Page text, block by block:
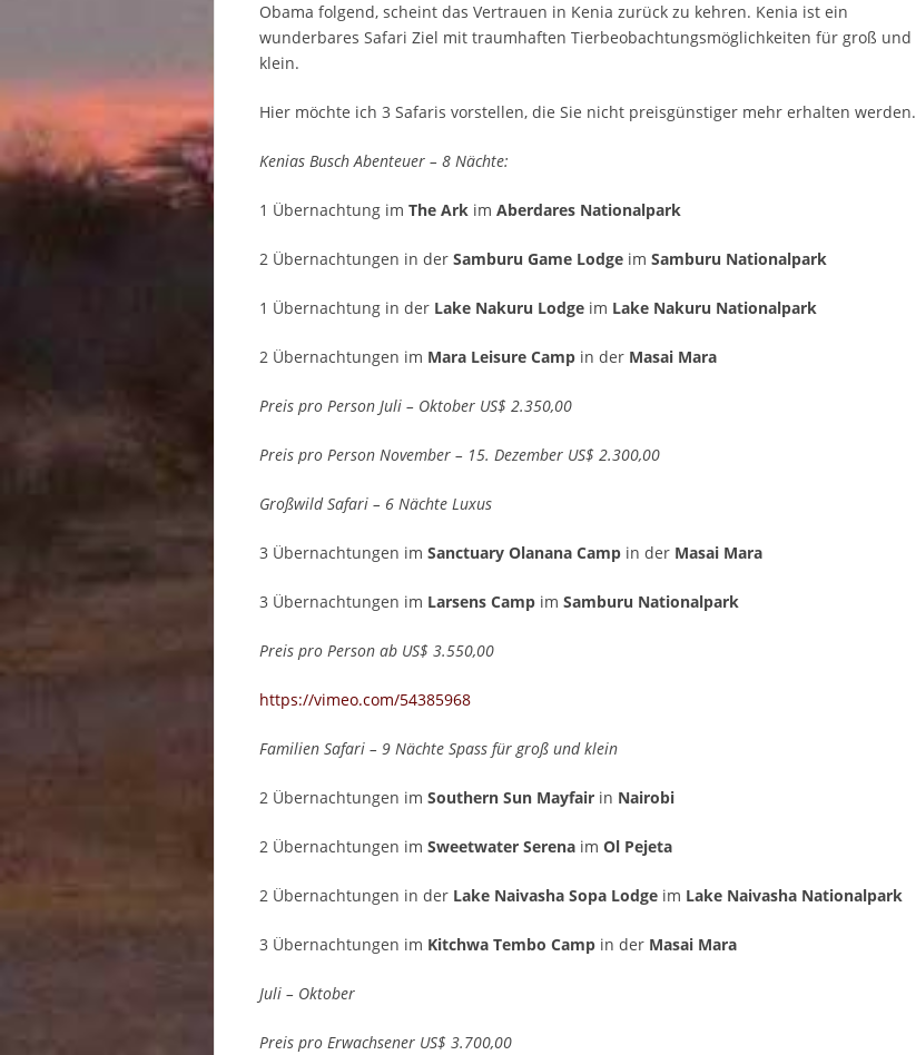
Obama folgend, scheint das Vertrauen in Kenia zurück zu kehren. Kenia ist ein
wunderbares Safari Ziel mit traumhaften Tierbeobachtungsmöglichkeiten für groß und
klein.
Hier möchte ich 3 Safaris vorstellen, die Sie nicht preisgünstiger mehr erhalten werden.
Kenias Busch Abenteuer – 8 Nächte:
1 Übernachtung im The Ark im Aberdares Nationalpark
2 Übernachtungen in der Samburu Game Lodge im Samburu Nationalpark
1 Übernachtung in der Lake Nakuru Lodge im Lake Nakuru Nationalpark
2 Übernachtungen im Mara Leisure Camp in der Masai Mara
Preis pro Person Juli – Oktober US$ 2.350,00
Preis pro Person November – 15. Dezember US$ 2.300,00
Großwild Safari – 6 Nächte Luxus
3 Übernachtungen im Sanctuary Olanana Camp in der Masai Mara
3 Übernachtungen im Larsens Camp im Samburu Nationalpark
Preis pro Person ab US$ 3.550,00
https://vimeo.com/54385968
Familien Safari – 9 Nächte Spass für groß und klein
2 Übernachtungen im Southern Sun Mayfair in Nairobi
2 Übernachtungen im Sweetwater Serena im Ol Pejeta
2 Übernachtungen in der Lake Naivasha Sopa Lodge im Lake Naivasha Nationalpark
3 Übernachtungen im Kitchwa Tembo Camp in der Masai Mara
Juli – Oktober
Preis pro Erwachsener US$ 3.700,00